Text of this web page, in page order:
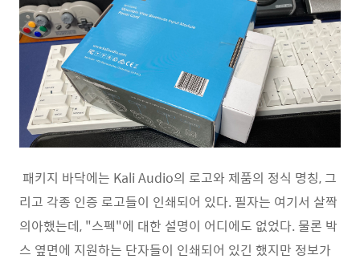
패키지 바닥에는 Kali Audio의 로고와 제품의 정식 명칭, 그
리고 각종 인증 로고들이 인쇄되어 있다. 필자는 여기서 살짝
의아했는데, "스펙"에 대한 설명이 어디에도 없었다. 물론 박
스 옆면에 지원하는 단자들이 인쇄되어 있긴 했지만 정보가